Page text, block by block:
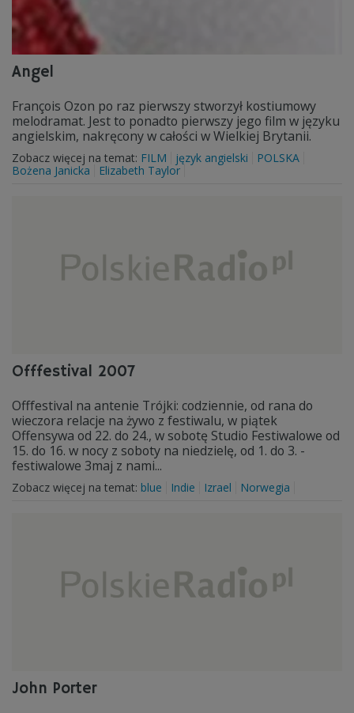
Angel
François Ozon po raz pierwszy stworzył kostiumowy
melodramat. Jest to ponadto pierwszy jego film w języku
angielskim, nakręcony w całości w Wielkiej Brytanii.
Zobacz więcej na temat: FILM język angielski
POLSKA
Bożena Janicka
Elizabeth Taylor
Offfestival 2007
Offfestival na antenie Trójki: codziennie, od rana do
wieczora relacje na żywo z festiwalu, w piątek
Offensywa od 22. do 24., w sobotę Studio Festiwalowe od
15. do 16. w nocy z soboty na niedzielę, od 1. do 3. -
festiwalowe 3maj z nami...
Zobacz więcej na temat: blue Indie Izrael Norwegia
John Porter